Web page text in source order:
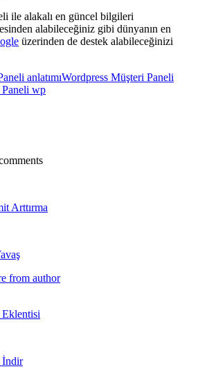
ile alakalı en güncel bilgileri
alabileceğiniz gibi dünyanın en
üzerinden de destek alabileceğinizi
anlatımıWordpress Müşteri Paneli
Paneli wp
Arttırma
from author
Eklentisi
İndir